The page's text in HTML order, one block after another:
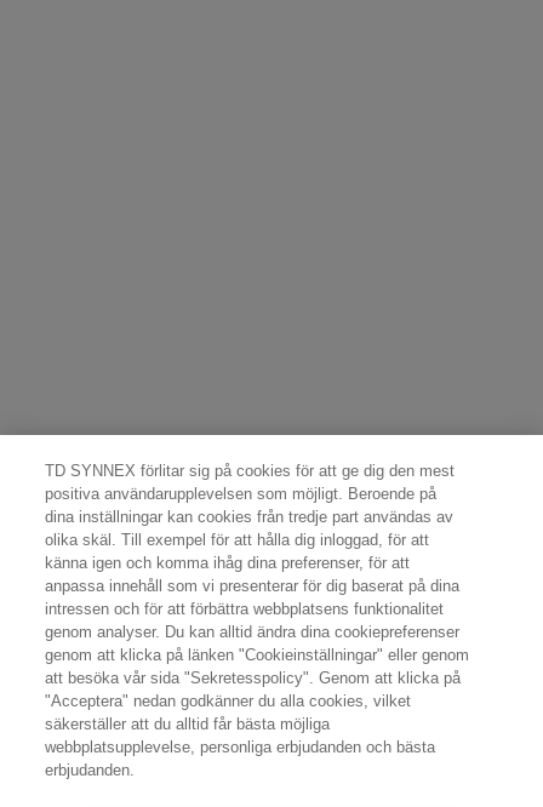
TD SYNNEX förlitar sig på cookies för att ge dig den mest
positiva användarupplevelsen som möjligt. Beroende på
dina inställningar kan cookies från tredje part användas av
olika skäl. Till exempel för att hålla dig inloggad, för att
känna igen och komma ihåg dina preferenser, för att
anpassa innehåll som vi presenterar för dig baserat på dina
intressen och för att förbättra webbplatsens funktionalitet
genom analyser. Du kan alltid ändra dina cookiepreferenser
genom att klicka på länken "Cookieinställningar" eller genom
att besöka vår sida "Sekretesspolicy". Genom att klicka på
"Acceptera" nedan godkänner du alla cookies, vilket
säkerställer att du alltid får bästa möjliga
webbplatsupplevelse, personliga erbjudanden och bästa
erbjudanden.